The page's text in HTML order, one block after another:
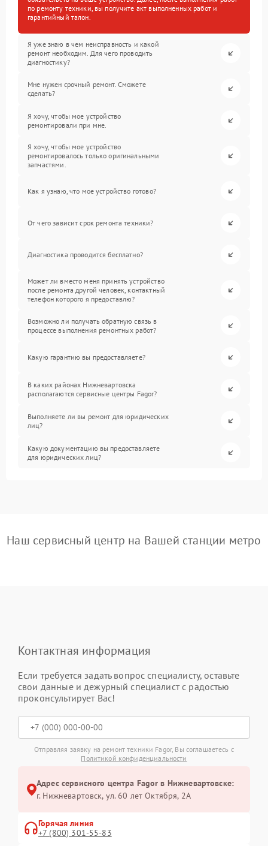
по ремонту техники, вы получите акт выполненных работ и
гарантийный талон.
Я уже знаю в чем неисправность и какой
ремонт необходим. Для чего проводить
диагностику?
Мне нужен срочный ремонт. Сможете
сделать?
Я хочу, чтобы мое устройство
ремонтировали при мне.
Я хочу, чтобы мое устройство
ремонтировалось только оригинальными
запчастями.
Как я узнаю, что мое устройство готово?
От чего зависит срок ремонта техники?
Диагностика проводится бесплатно?
Может ли вместо меня принять устройство
после ремонта другой человек, контактный
телефон которого я предоставлю?
Возможно ли получать обратную связь в
процессе выполнения ремонтных работ?
Какую гарантию вы предоставляете?
В каких районах Нижневартовска
располагаются сервисные центры Fagor?
Выполняете ли вы ремонт для юридических
лиц?
Какую документацию вы предоставляете
для юридических лиц?
Наш сервисный центр на Вашей станции метро
Контактная информация
Если требуется задать вопрос специалисту, оставьте
свои данные и дежурный специалист с радостью
проконсультирует Вас!
Отправляя заявку на ремонт техники Fagor, Вы соглашаетесь с
Политикой конфиденциальности
Адрес сервисного центра Fagor в Нижневартовске:
г. Нижневартовск, ул. 60 лет Октября, 2А
Горячая линия
+7 (800) 301-55-83